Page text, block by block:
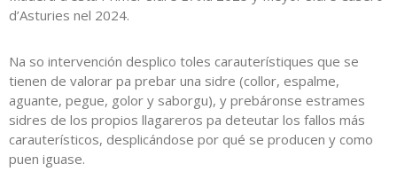
d’Asturies nel 2024.
Na so intervención desplico toles carauterístiques que se
tienen de valorar pa prebar una sidre (collor, espalme,
aguante, pegue, golor y saborgu), y prebáronse estrames
sidres de los propios llagareros pa deteutar los fallos más
carauterísticos, desplicándose por qué se producen y como
puen iguase.